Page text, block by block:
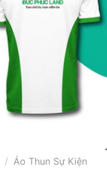
/ Áo Thun Sự Kiện